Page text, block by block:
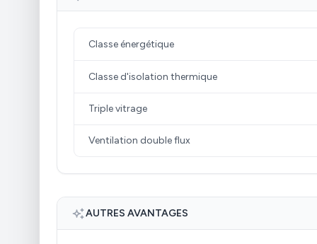
Classe énergétique
Classe d'isolation thermique
Triple vitrage
Ventilation double flux
AUTRES AVANTAGES